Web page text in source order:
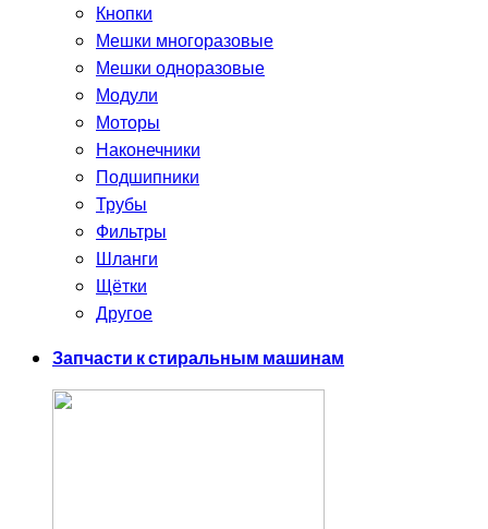
Кнопки
Мешки многоразовые
Мешки одноразовые
Модули
Моторы
Наконечники
Подшипники
Трубы
Фильтры
Шланги
Щётки
Другое
Запчасти к стиральным машинам